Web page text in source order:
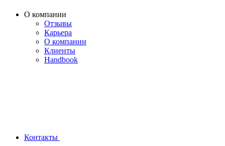
О компании
Отзывы
Карьера
О компании
Клиенты
Handbook
Контакты